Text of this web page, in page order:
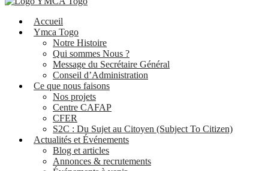
Accueil
Ymca Togo
Notre Histoire
Qui sommes Nous ?
Message du Secrétaire Général
Conseil d’Administration
Ce que nous faisons
Nos projets
Centre CAFAP
CFER
S2C : Du Sujet au Citoyen (Subject To Citizen)
Actualités et Événements
Blog et articles
Annonces & recrutements